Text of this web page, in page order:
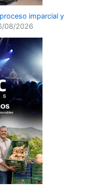
imparcial y
08/2026